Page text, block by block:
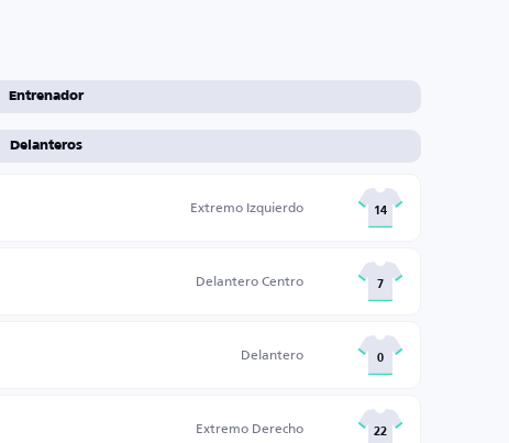
Entrenador
Delanteros
Extremo Izquierdo 14
Delantero Centro 7
Delantero 0
Extremo Derecho 22